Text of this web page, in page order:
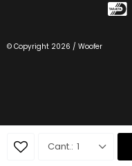
1
© Copyright 2026 / Woofer